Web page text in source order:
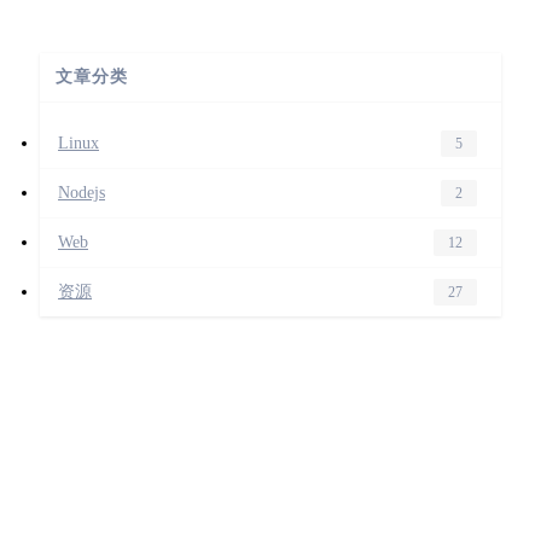
文章分类
Linux 5
Nodejs 2
Web 12
资源 27